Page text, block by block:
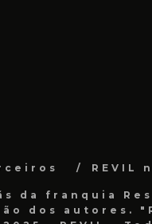
REVIL
da franquia
dos autores.